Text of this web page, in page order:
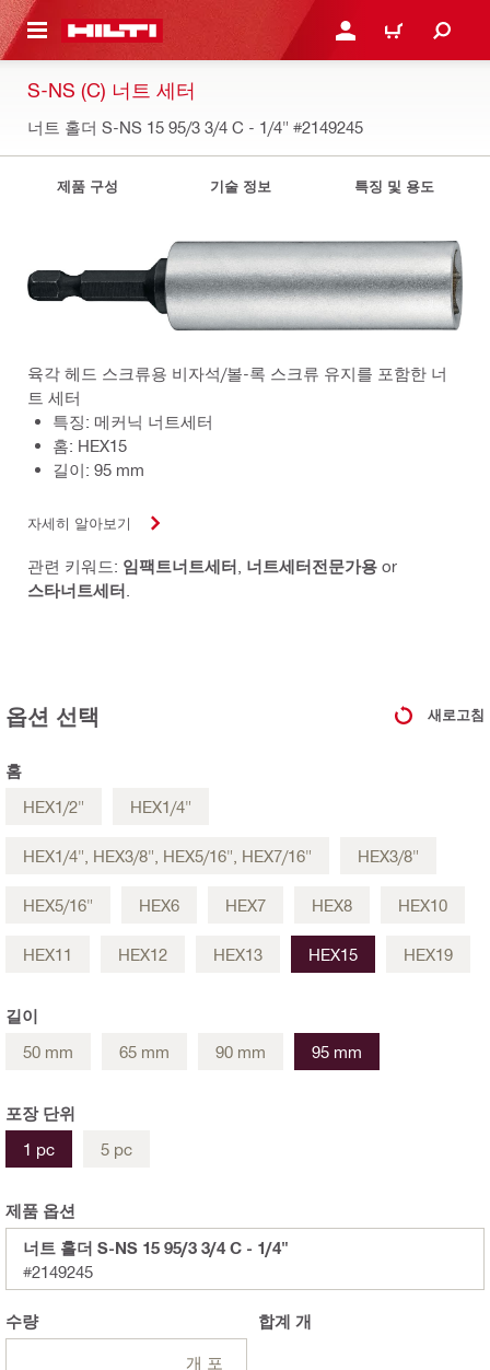
으로 건너뛰기 로그인 또는 회원가입
장바구니
S-NS (C) 너트 세터
너트 홀더 S-NS 15 95/3 3/4 C - 1/4" #2149245
제품 구성 기술 정보 특징 및 용도
육각 헤드 스크류용 비자석/볼-록 스크류 유지를 포함한 너
트 세터
특징: 메커닉 너트세터
홈: HEX15
길이: 95 mm
자세히 알아보기
관련 키워드: 임팩트너트세터 너트세터전문가용 or
스타너트세터
옵션 선택 새로고침
홈
HEX1/2"
HEX1/4"
HEX1/4", HEX3/8", HEX5/16", HEX7/16" HEX3/8"
HEX5/16" HEX6 HEX7 HEX8 HEX10
HEX11 HEX12 HEX13 HEX15 HEX19
길이
50 mm
65 mm 90 mm 95 mm
포장 단위
1 pc
5 pc
제품 옵션
너트 홀더 S-NS 15 95/3 3/4 C - 1/4"
#2149245
수량
개 포
합계 개